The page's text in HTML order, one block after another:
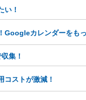
い！
Googleカレンダーをも
集！
コストが激減！